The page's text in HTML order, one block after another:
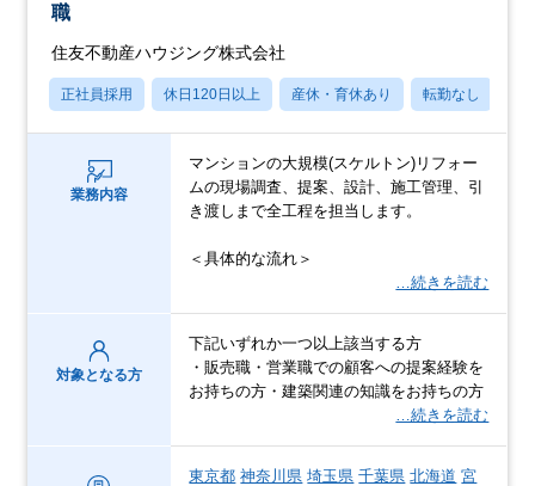
職
住友不動産ハウジング株式会社
正社員採用 休日120日以上 産休・育休あり 転勤なし
業務内容
マンションの⼤規模(スケルトン)リフォー
ムの現場調査、提案、設計、施⼯管理、引
き渡しまで全⼯程を担当します。
＜具体的な流れ＞
…続きを読む
対象となる方
下記いずれか一つ以上該当する方
・販売職・営業職での顧客への提案経験を
お持ちの方・建築関連の知識をお持ちの方
…続きを読む
東京都 神奈川県 埼玉県 千葉県 北海道 宮